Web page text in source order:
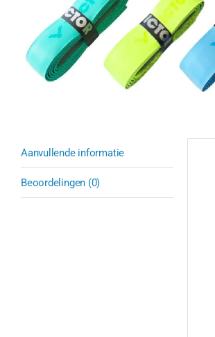
Aanvullende informatie
Beoordelingen (0)